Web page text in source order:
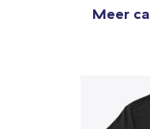
Meer